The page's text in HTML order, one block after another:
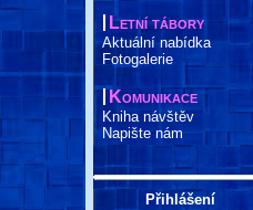
Letní tábory
Aktuální nabídka
Fotogalerie
Komunikace
Kniha návštěv
Napište nám
Přihlášení